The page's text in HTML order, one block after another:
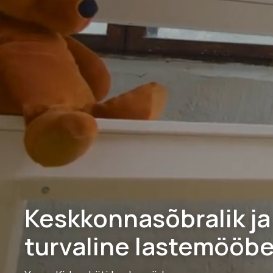
Keskkonnasõbralik ja
turvaline